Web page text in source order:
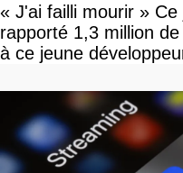
« J'ai failli mourir »
rapporté 1,3 million
à ce jeune